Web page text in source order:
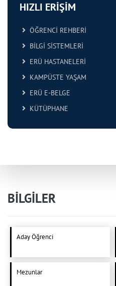
HIZLI ERİŞİM
ÖĞRENCİ REHBERİ
BİLGİ SİSTEMLERİ
ERÜ HASTANELERİ
KAMPÜSTE YAŞAM
ERÜ E-BELGE
KÜTÜPHANE
BİLGİLER
Aday Öğrenci
Mezunlar